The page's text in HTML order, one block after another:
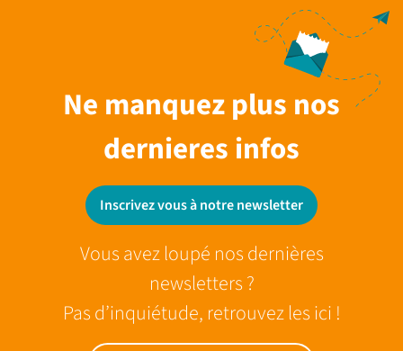
Ne manquez plus nos
dernieres infos
Inscrivez vous à notre newsletter
Vous avez loupé nos dernières
newsletters ?
Pas d’inquiétude, retrouvez les ici !